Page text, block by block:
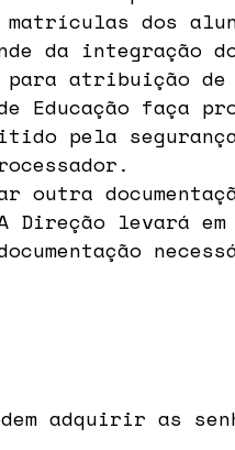
dos
da integração
para atribuição
Educação faça
pela
Direção levará
adquirir as